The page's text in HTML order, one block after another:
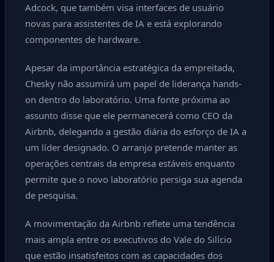
Adcock, que também visa interfaces de usuário
novas para assistentes de IA e está explorando
componentes de hardware.
Apesar da importância estratégica da empreitada,
Chesky não assumirá um papel de liderança hands-
on dentro do laboratório. Uma fonte próxima ao
assunto disse que ele permanecerá como CEO da
Airbnb, delegando a gestão diária do esforço de IA a
um líder designado. O arranjo pretende manter as
operações centrais da empresa estáveis enquanto
permite que o novo laboratório persiga sua agenda
de pesquisa.
A movimentação da Airbnb reflete uma tendência
mais ampla entre os executivos do Vale do Silício
que estão insatisfeitos com as capacidades dos